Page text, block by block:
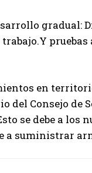
gradual:
Y pruebas
en
del Consejo de
se debe a los
suministrar